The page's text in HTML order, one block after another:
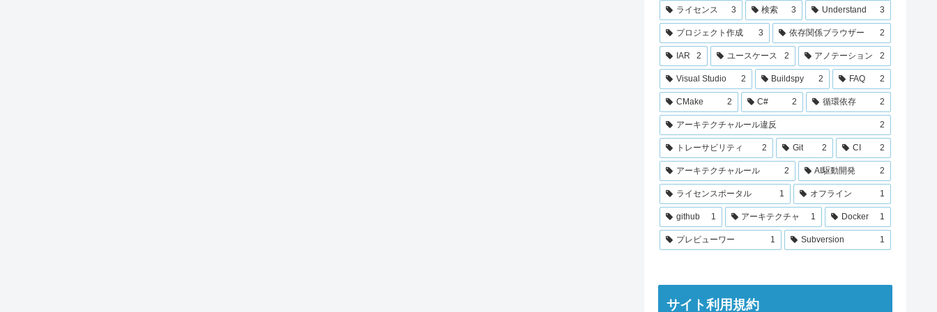
ライセンス 3 検索 3 Understand 3
プロジェクト作成 3 依存関係ブラウザー 2
IAR 2 ユースケース 2 アノテーション 2
Visual Studio 2 Buildspy 2 FAQ 2
CMake 2 C# 2 循環依存 2
アーキテクチャルール違反 2
トレーサビリティ 2 Git 2 CI 2
アーキテクチャルール 2 AI駆動開発 2
ライセンスポータル 1 オフライン 1
github 1 アーキテクチャ 1 Docker 1
プレビューワー 1 Subversion 1
サイト利用規約